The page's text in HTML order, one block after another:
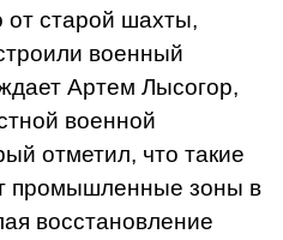
от старой шахты,
военный
Артем Лысогор,
военной
отметил, что такие
промышленные зоны в
восстановление